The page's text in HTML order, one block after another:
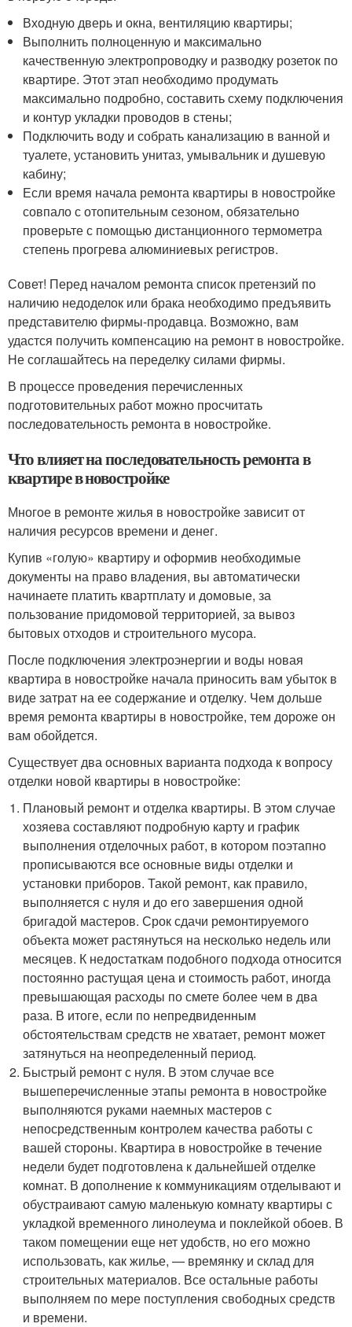
Входную дверь и окна, вентиляцию квартиры;
Выполнить полноценную и максимально
качественную электропроводку и разводку розеток по
квартире. Этот этап необходимо продумать
максимально подробно, составить схему подключения
и контур укладки проводов в стены;
Подключить воду и собрать канализацию в ванной и
туалете, установить унитаз, умывальник и душевую
кабину;
Если время начала ремонта квартиры в новостройке
совпало с отопительным сезоном, обязательно
проверьте с помощью дистанционного термометра
степень прогрева алюминиевых регистров.
Совет! Перед началом ремонта список претензий по
наличию недоделок или брака необходимо предъявить
представителю фирмы-продавца. Возможно, вам
удастся получить компенсацию на ремонт в новостройке.
Не соглашайтесь на переделку силами фирмы.
В процессе проведения перечисленных
подготовительных работ можно просчитать
последовательность ремонта в новостройке.
Что влияет на последовательность ремонта в
квартире в новостройке
Многое в ремонте жилья в новостройке зависит от
наличия ресурсов времени и денег.
Купив «голую» квартиру и оформив необходимые
документы на право владения, вы автоматически
начинаете платить квартплату и домовые, за
пользование придомовой территорией, за вывоз
бытовых отходов и строительного мусора.
После подключения электроэнергии и воды новая
квартира в новостройке начала приносить вам убыток в
виде затрат на ее содержание и отделку. Чем дольше
время ремонта квартиры в новостройке, тем дороже он
вам обойдется.
Существует два основных варианта подхода к вопросу
отделки новой квартиры в новостройке:
Плановый ремонт и отделка квартиры. В этом случае
хозяева составляют подробную карту и график
выполнения отделочных работ, в котором поэтапно
прописываются все основные виды отделки и
установки приборов. Такой ремонт, как правило,
выполняется с нуля и до его завершения одной
бригадой мастеров. Срок сдачи ремонтируемого
объекта может растянуться на несколько недель или
месяцев. К недостаткам подобного подхода относится
постоянно растущая цена и стоимость работ, иногда
превышающая расходы по смете более чем в два
раза. В итоге, если по непредвиденным
обстоятельствам средств не хватает, ремонт может
затянуться на неопределенный период.
Быстрый ремонт с нуля. В этом случае все
вышеперечисленные этапы ремонта в новостройке
выполняются руками наемных мастеров с
непосредственным контролем качества работы с
вашей стороны. Квартира в новостройке в течение
недели будет подготовлена к дальнейшей отделке
комнат. В дополнение к коммуникациям отделывают и
обустраивают самую маленькую комнату квартиры с
укладкой временного линолеума и поклейкой обоев. В
таком помещении еще нет удобств, но его можно
использовать, как жилье, — времянку и склад для
строительных материалов. Все остальные работы
выполняем по мере поступления свободных средств
и времени.